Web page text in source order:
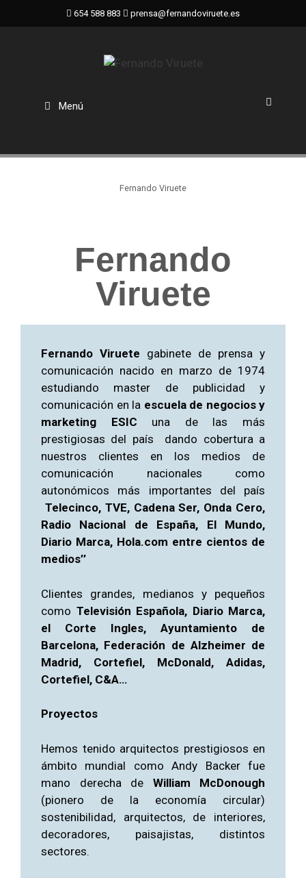
654 588 883 prensa@fernandoviruete.es
Menú
Fernando Viruete
Fernando
Viruete
Fernando Viruete gabinete de prensa y
comunicación nacido en marzo de 1974
estudiando master de publicidad y
comunicación en la escuela de negocios y
marketing ESIC una de las más
prestigiosas del país
dando cobertura a
nuestros clientes en los medios de
comunicación nacionales como
autonómicos más importantes del país
Telecinco, TVE, Cadena Ser, Onda Cero,
Radio Nacional de España, El Mundo,
Diario Marca, Hola.com entre cientos de
medios’’
Clientes grandes, medianos y pequeños
como Televisión Española, Diario Marca,
el Corte Ingles, Ayuntamiento de
Barcelona, Federación de Alzheimer de
Madrid, Cortefiel, McDonald, Adidas,
Cortefiel, C&A…
Proyectos
Hemos tenido arquitectos prestigiosos en
ámbito mundial como Andy Backer fue
mano derecha de William McDonough
(pionero de la economía circular)
sostenibilidad, arquitectos, de interiores,
decoradores, paisajistas, distintos
sectores.